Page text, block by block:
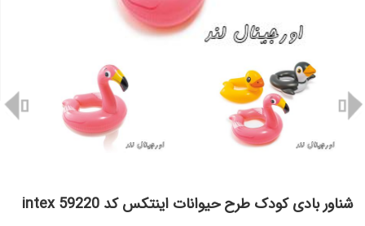
شناور بادی کودک طرح حیوانات اینتکس کد intex 59220